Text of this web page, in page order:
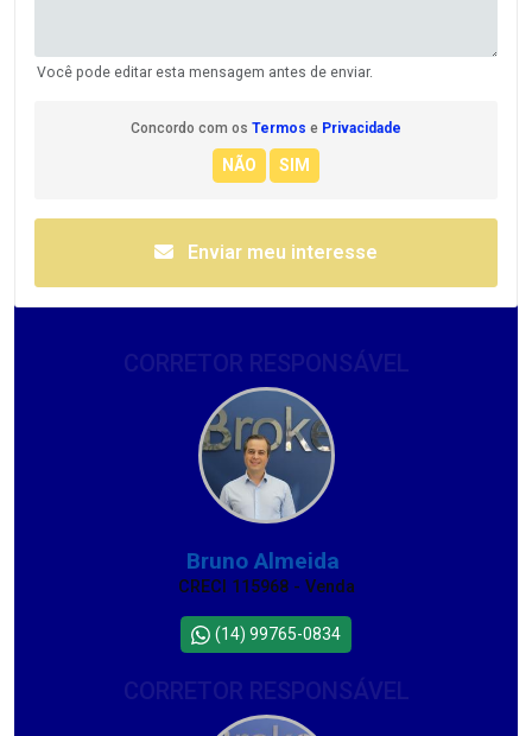
Você pode editar esta mensagem antes de enviar.
Concordo com os Termos e Privacidade
Enviar meu interesse
Bruno Almeida
CRECI 115968 - Venda
(14) 99765-0834